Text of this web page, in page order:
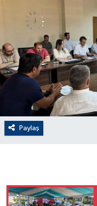
Paylaş
Dış Haberler
Dünya
EĞİTİM
EKONOMİ
English News
Gayrimenkul